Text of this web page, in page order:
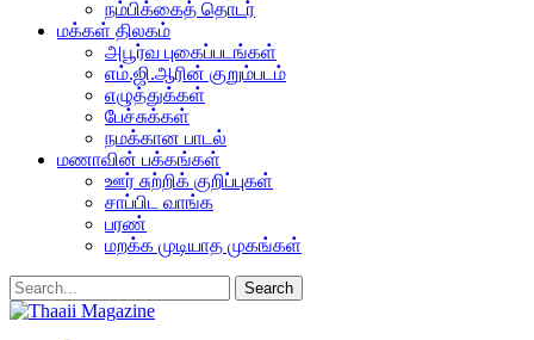
நம்பிக்கைத் தொடர்
மக்கள் திலகம்
அபூர்வ புகைப்படங்கள்
எம்.ஜி.ஆரின் குறும்படம்
எழுத்துக்கள்
பேச்சுக்கள்
நமக்கான பாடல்
மணாவின் பக்கங்கள்
ஊர் சுற்றிக் குறிப்புகள்
சாப்பிட வாங்க
பரண்
மறக்க முடியாத முகங்கள்